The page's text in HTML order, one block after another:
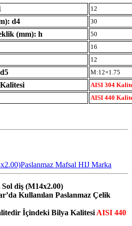
12
d4 30
(mm): h 50
16
12
M:12×1.75
AISI 304
AISI 440
Mafsal HIJ Marka
diş (M14x2.00)
Kullanılan Paslanmaz Çelik
İçindeki Bilya Kalitesi AISI 440